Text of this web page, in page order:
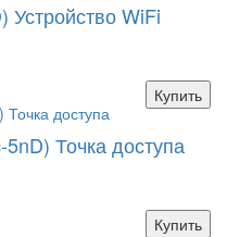
Устройство WiFi
Купить
Точка доступа
Купить